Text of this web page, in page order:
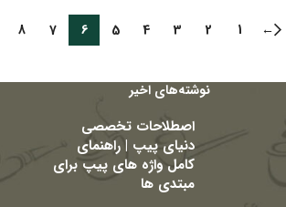
←
1
2
3
4
5
6
7
8
نوشته‌های اخیر
اصطلاحات تخصصی
دنیای پیپ | راهنمای
کامل واژه های پیپ برای
مبتدی ها